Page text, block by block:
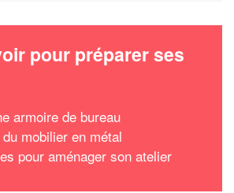
pour préparer ses
armoire de bureau
du mobilier en métal
pour aménager son atelier